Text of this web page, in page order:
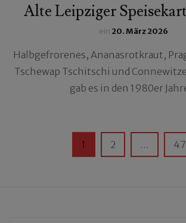
Alte Leipziger
ein20. März 2026
Halbgefrorenes, Ananasrotkraut,
Tschewap Tschitschi und
gab es in den 1980er
Seitennummerierung
Seite
1 Seite
2 … 47